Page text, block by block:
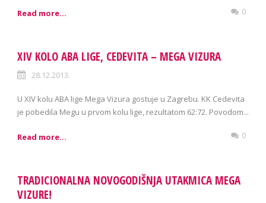
Read more... 0
XIV KOLO ABA LIGE, CEDEVITA – MEGA VIZURA
28.12.2013.
U XIV kolu ABA lige Mega Vizura gostuje u Zagrebu. KK Cedevita
je pobedila Megu u prvom kolu lige, rezultatom 62:72. Povodom...
Read more... 0
TRADICIONALNA NOVOGODIŠNJA UTAKMICA MEGA
VIZURE!